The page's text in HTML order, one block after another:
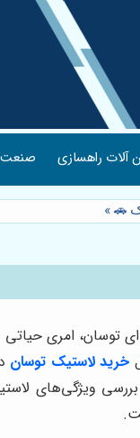
آلات راهسازی صنعت
🚗
»
توسان، امری
خرید لاستیک توسان
ویژگی‌های